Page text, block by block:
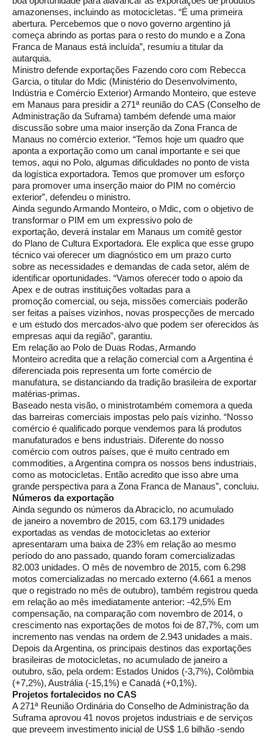
amazonenses, incluindo as motocicletas. “É uma primeira
abertura. Percebemos que o novo governo argentino já
começa abrindo as portas para o resto do mundo e a Zona
Franca de Manaus está incluída”, resumiu a titular da
autarquia.
Ministro defende exportações Fazendo coro com Rebecca
Garcia, o titular do Mdic (Ministério do Desenvolvimento,
Indústria e Comércio Exterior) Armando Monteiro, que esteve
em Manaus para presidir a 271ª reunião do CAS (Conselho de
Administração da Suframa) também defende uma maior
discussão sobre uma maior inserção da Zona Franca de
Manaus no comércio exterior. “Temos hoje um quadro que
aponta a exportação como um canal importante e sei que
temos, aqui no Polo, algumas dificuldades no ponto de vista
da logística exportadora. Temos que promover um esforço
para promover uma inserção maior do PIM no comércio
exterior”, defendeu o ministro.
Ainda segundo Armando Monteiro, o Mdic, com o objetivo de
transformar o PIM em um expressivo polo de
exportação, deverá instalar em Manaus um comitê gestor
do Plano de Cultura Exportadora. Ele explica que esse grupo
técnico vai oferecer um diagnóstico em um prazo curto
sobre as necessidades e demandas de cada setor, além de
identificar oportunidades. “Vamos oferecer todo o apoio da
Apex e de outras instituições voltadas para a
promoção comercial, ou seja, missões comerciais poderão
ser feitas a países vizinhos, novas prospecções de mercado
e um estudo dos mercados-alvo que podem ser oferecidos às
empresas aqui da região”, garantiu.
Em relação ao Polo de Duas Rodas, Armando
Monteiro acredita que a relação comercial com a Argentina é
diferenciada pois representa um forte comércio de
manufatura, se distanciando da tradição brasileira de exportar
matérias-primas.
Baseado nesta visão, o ministrotambém comemora a queda
das barreiras comerciais impostas pelo país vizinho. “Nosso
comércio é qualificado porque vendemos para lá produtos
manufaturados e bens industriais. Diferente do nosso
comércio com outros países, que é muito centrado em
commodities, a Argentina compra os nossos bens industriais,
como as motocicletas. Então acredito que isso abre uma
grande perspectiva para a Zona Franca de Manaus”, concluiu.
Números da exportação
Ainda segundo os números da Abraciclo, no acumulado
de janeiro a novembro de 2015, com 63.179 unidades
exportadas as vendas de motocicletas ao exterior
apresentaram uma baixa de 23% em relação ao mesmo
período do ano passado, quando foram comercializadas
82.003 unidades. O mês de novembro de 2015, com 6.298
motos comercializadas no mercado externo (4.661 a menos
que o registrado no mês de outubro), também registrou queda
em relação ao mês imediatamente anterior: -42,5% Em
compensação, na comparação com novembro de 2014, o
crescimento nas exportações de motos foi de 87,7%, com um
incremento nas vendas na ordem de 2.943 unidades a mais.
Depois da Argentina, os principais destinos das exportações
brasileiras de motocicletas, no acumulado de janeiro a
outubro, são, pela ordem: Estados Unidos (-3,7%), Colômbia
(+7,2%), Austrália (-15,1%) e Canadá (+0,1%).
Projetos fortalecidos no CAS
A 271ª Reunião Ordinária do Conselho de Administração da
Suframa aprovou 41 novos projetos industriais e de serviços
que preveem investimento inicial de US$ 1,6 bilhão -sendo